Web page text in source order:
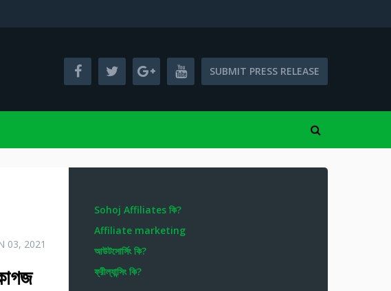
SUBMIT PRESS RELEASE
03, 2021
Sohoj Affiliates কি?
Affiliate marketing
আউটসোর্সিং কি?
ফ্রীল্যান্সিং কি?